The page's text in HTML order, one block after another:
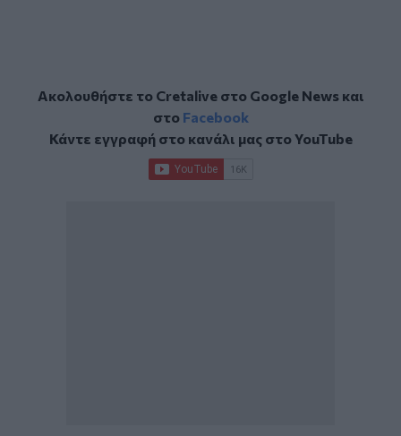
Ακολουθήστε το Cretalive στο Google Newsκαι
στο Facebook
Κάντε εγγραφή στο κανάλι μας στοYouTube